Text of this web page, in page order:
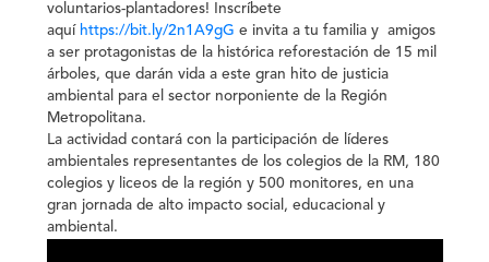
voluntarios-plantadores! Inscríbete
aquí https://bit.ly/2n1A9gG e invita a tu familia y amigos
a ser protagonistas de la histórica reforestación de 15 mil
árboles, que darán vida a este gran hito de justicia
ambiental para el sector norponiente de la Región
Metropolitana.
La actividad contará con la participación de líderes
ambientales representantes de los colegios de la RM, 180
colegios y liceos de la región y 500 monitores, en una
gran jornada de alto impacto social, educacional y
ambiental.